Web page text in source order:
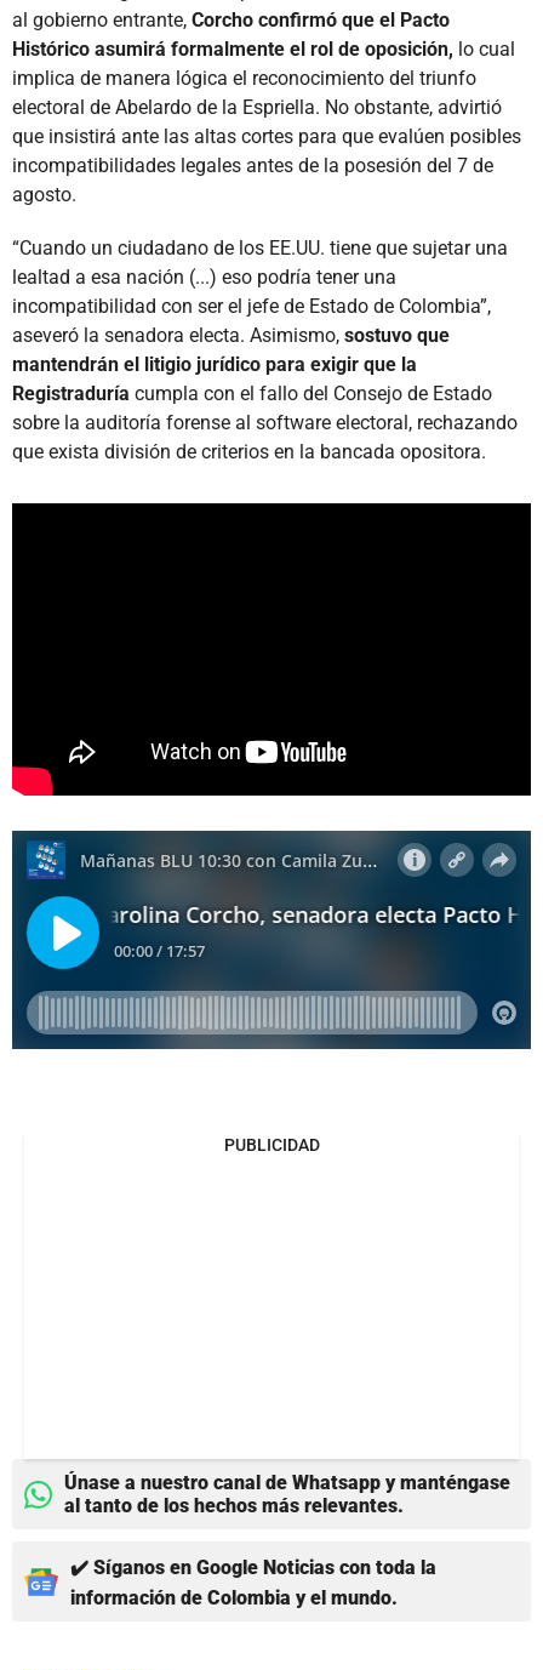
al gobierno entrante, Corcho confirmó que el Pacto
Histórico asumirá formalmente el rol de oposición, lo cual
implica de manera lógica el reconocimiento del triunfo
electoral de Abelardo de la Espriella. No obstante, advirtió
que insistirá ante las altas cortes para que evalúen posibles
incompatibilidades legales antes de la posesión del 7 de
agosto.
“Cuando un ciudadano de los EE.UU. tiene que sujetar una
lealtad a esa nación (...) eso podría tener una
incompatibilidad con ser el jefe de Estado de Colombia”,
aseveró la senadora electa. Asimismo, sostuvo que
mantendrán el litigio jurídico para exigir que la
Registraduría cumpla con el fallo del Consejo de Estado
sobre la auditoría forense al software electoral, rechazando
que exista división de criterios en la bancada opositora.
PUBLICIDAD
Únase a nuestro canal de Whatsapp y manténgase
al tanto de los hechos más relevantes.
✔️ Síganos en Google Noticias con toda la
información de Colombia y el mundo.